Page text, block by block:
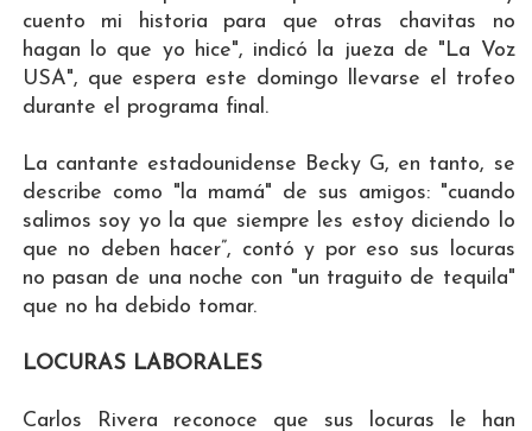
cuento mi historia para que otras chavitas no
hagan lo que yo hice", indicó la jueza de "La Voz
USA", que espera este domingo llevarse el trofeo
durante el programa final.
La cantante estadounidense Becky G, en tanto, se
describe como "la mamá" de sus amigos: "cuando
salimos soy yo la que siempre les estoy diciendo lo
que no deben hacer”, contó y por eso sus locuras
no pasan de una noche con "un traguito de tequila"
que no ha debido tomar.
LOCURAS LABORALES
Carlos Rivera reconoce que sus locuras le han